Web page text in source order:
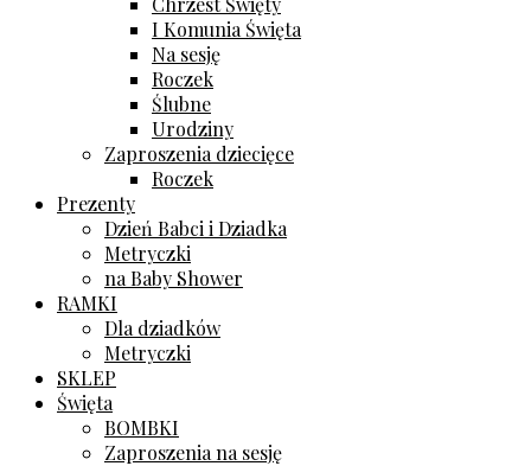
I Komunia Święta
Na sesję
Roczek
Ślubne
Urodziny
Zaproszenia dziecięce
Roczek
Prezenty
Dzień Babci i Dziadka
Metryczki
na Baby Shower
RAMKI
Dla dziadków
Metryczki
SKLEP
Święta
BOMBKI
Zaproszenia na sesję